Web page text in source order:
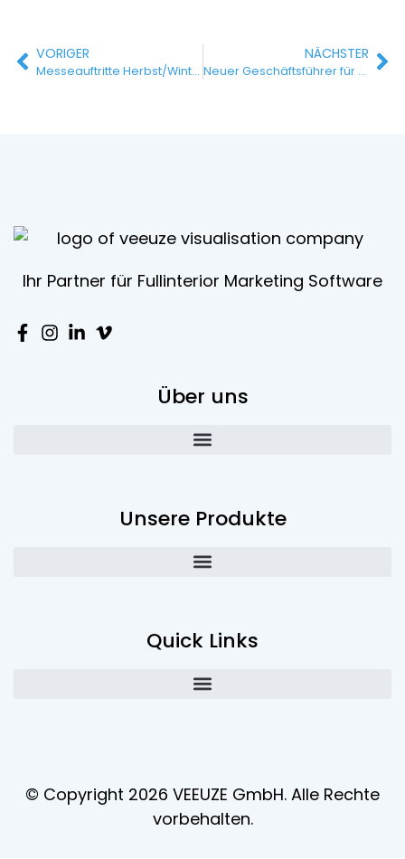
VORIGER
Messeauftritte Herbst/Winter 2024
NÄCHSTER
Neuer Geschäftsführer für VEEUZE
Ihr Partner für Fullinterior Marketing Software
Über uns
Unsere Produkte
Quick Links
© Copyright 2026 VEEUZE GmbH. Alle Rechte
vorbehalten.